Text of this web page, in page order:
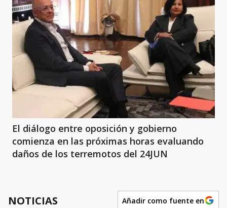
El diálogo entre oposición y gobierno
comienza en las próximas horas evaluando
daños de los terremotos del 24JUN
NOTICIAS Añadir como fuente en